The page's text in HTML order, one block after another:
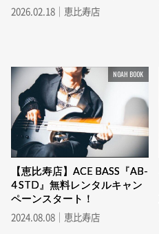
2026.02.18｜恵比寿店
NOAH BOOK
【恵比寿店】ACE BASS『AB-
4 STD』無料レンタルキャン
ペーンスタート！
2024.08.08｜恵比寿店